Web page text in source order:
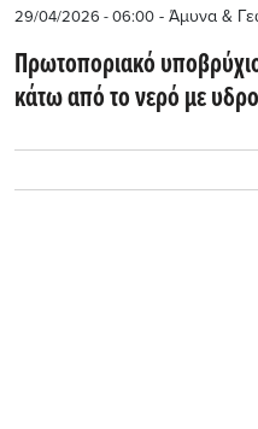
29/04/2026 - 06:00 - Άμυνα &
Πρωτοποριακό
κάτω από το νερό με